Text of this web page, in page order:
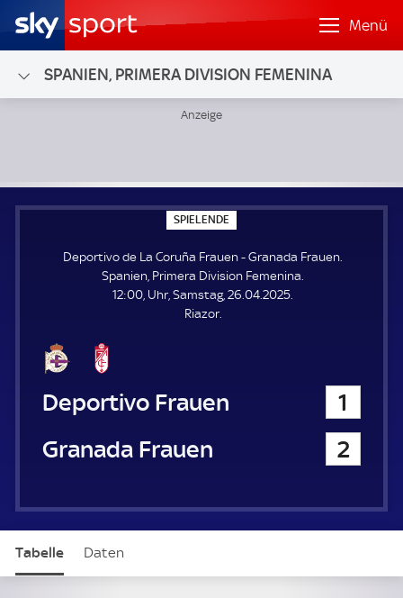
Menü
SPANIEN, PRIMERA DIVISION FEMENINA
SPIELENDE
P
E
E
N
Deportivo de La Coruña Frauen - Granada Frauen.
Spanien, Primera Division Femenina.
12:00, Uhr, Samstag, 26.04.2025.
Riazor.
Deportivo de La Coruña Frauen
1
Granada Frauen
2
Tabelle Daten